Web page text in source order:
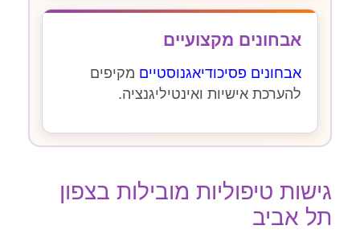
אבחונים מקצועיים
אבחונים פסיכודיאגנוסטיים מקיפים
להערכת אישיות ואינטיליגנציה.
גישות טיפוליות מובילות בצפון
תל אביב